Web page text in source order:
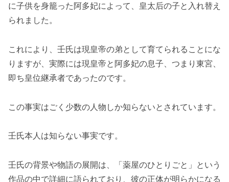
に子供を身籠った阿多妃によって、皇太后の子と入れ替え
られました。
これにより、壬氏は現皇帝の弟として育てられることにな
りますが、実際には現皇帝と阿多妃の息子、つまり東宮、
即ち皇位継承者であったのです​​​​。
この事実はごく少数の人物しか知らないとされています​​​​。
壬氏本人は知らない事実です。
壬氏の背景や物語の展開は、「薬屋のひとりごと」という
作品の中で詳細に語られており、彼の正体が明らかになる